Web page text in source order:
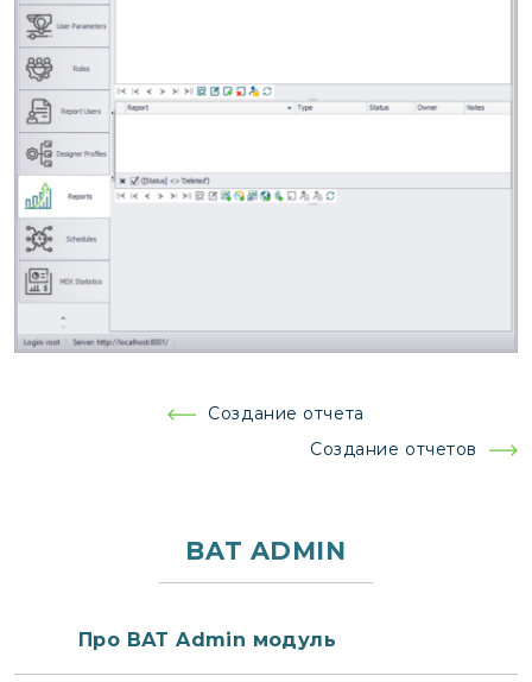
Навигация
Создание отчета
Создание отчетов
BAT ADMIN
Про ВАТ Admin модуль